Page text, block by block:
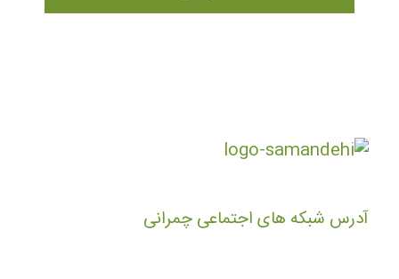
آدرس شبکه های اجتماعی چمرانی